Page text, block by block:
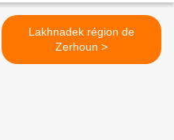
Lakhnadek région de
Zerhoun >